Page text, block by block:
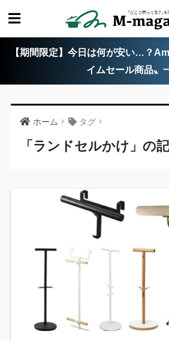
【期間限定】今日は何が安い…？
イムセール商品〟
ホーム タグ
「ランドセルかけ」の